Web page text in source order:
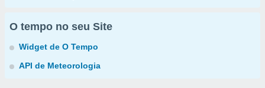
O tempo no seu Site
Widget de O Tempo
API de Meteorologia